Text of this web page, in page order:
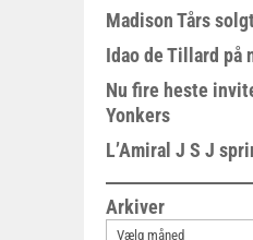
Madison Tårs solgt
Idao de Tillard på
Nu fire heste
Yonkers
L’Amiral J S J
Arkiver